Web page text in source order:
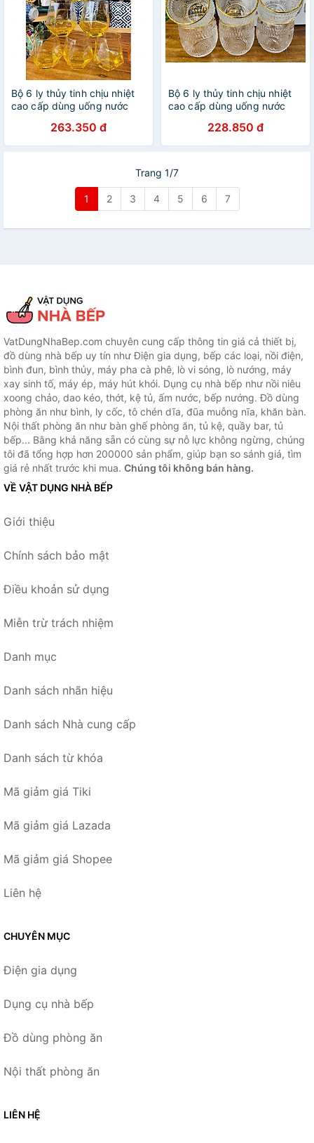
Bộ 6 ly thủy tinh chịu nhiệt
cao cấp dùng uống nước
cương vàng chanh
263.350 đ
Bộ 6 ly thủy tinh chịu nhiệt
cao cấp dùng uống nước
đồng đáy tròn228.850 đ
Trang 1/7
1 2 3 4 5 6 7
VatDungNhaBep.com chuyên cung cấp thông tin giá cả thiết bị,
đồ dùng nhà bếp uy tín như Điện gia dụng, bếp các loại, nồi điện,
bình đun, bình thủy, máy pha cà phê, lò vi sóng, lò nướng, máy
xay sinh tố, máy ép, máy hút khói. Dụng cụ nhà bếp như nồi niêu
xoong chảo, dao kéo, thớt, kệ tủ, ấm nước, bếp nướng. Đồ dùng
phòng ăn như bình, ly cốc, tô chén dĩa, đũa muỗng nĩa, khăn bàn.
Nội thất phòng ăn như bàn ghế phòng ăn, tủ kệ, quầy bar, tủ
bếp... Bằng khả năng sẵn có cùng sự nỗ lực không ngừng, chúng
tôi đã tổng hợp hơn 200000 sản phẩm, giúp bạn so sánh giá, tìm
giá rẻ nhất trước khi mua. Chúng tôi không bán hàng.
VỀ VẬT DỤNG NHÀ BẾP
Giới thiệu
Chính sách bảo mật
Điều khoản sử dụng
Miễn trừ trách nhiệm
Danh mục
Danh sách nhãn hiệu
Danh sách Nhà cung cấp
Danh sách từ khóa
Mã giảm giá Tiki
Mã giảm giá Lazada
Mã giảm giá Shopee
Liên hệ
CHUYÊN MỤC
Điện gia dụng
Dụng cụ nhà bếp
Đồ dùng phòng ăn
Nội thất phòng ăn
LIÊN HỆ